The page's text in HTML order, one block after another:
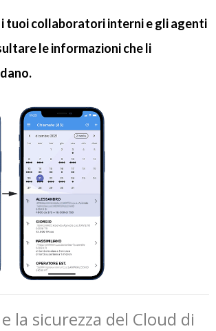
tuoi collaboratori interni e gli agenti
le informazioni che li
la sicurezza del Cloud di